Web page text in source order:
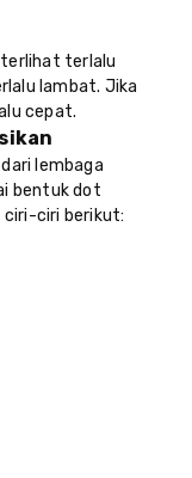
terlihat terlalu
lambat. Jika
cepat.
lembaga
bentuk dot
ciri-ciri berikut: